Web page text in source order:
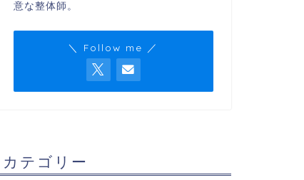
意な整体師。
＼ Follow me ／
カテゴリー